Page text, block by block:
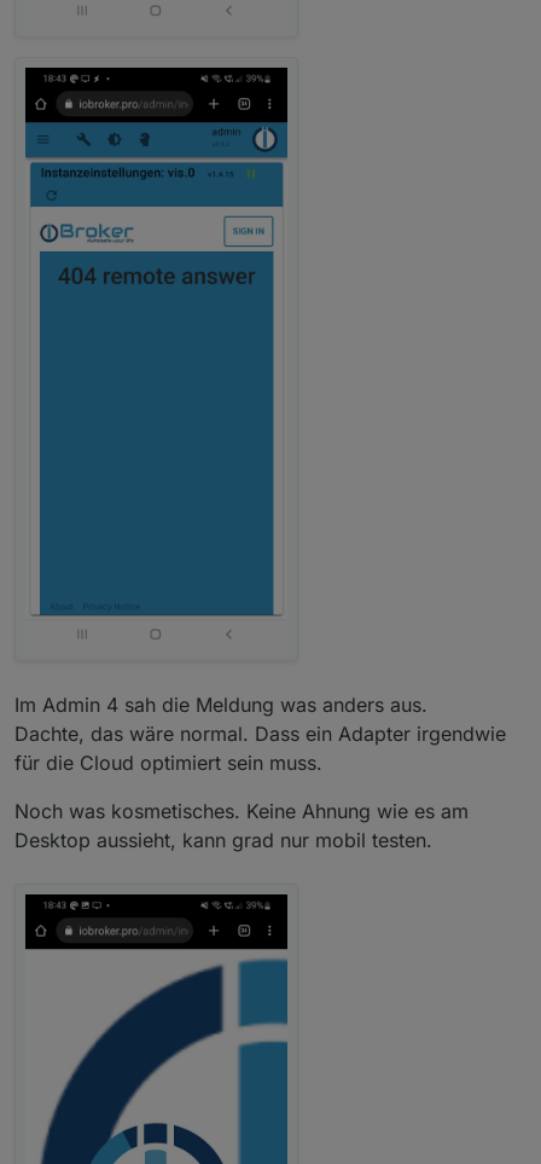
Im Admin 4 sah die Meldung was anders aus.
Dachte, das wäre normal. Dass ein Adapter irgendwie
für die Cloud optimiert sein muss.
Noch was kosmetisches. Keine Ahnung wie es am
Desktop aussieht, kann grad nur mobil testen.